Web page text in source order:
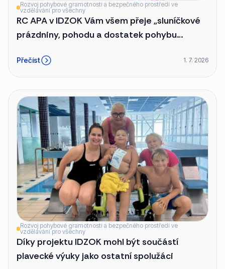
Rozvoj pohybové gramotnosti a bezpečného prostředí ve
vzdělávání pro všechny
RC APA v IDZOK Vám všem přeje „sluníčkové
prázdniny, pohodu a dostatek pohybu
dodržujte dostatečný pitný režim 😊“
Přečíst 1. 7. 2026
Rozvoj pohybové gramotnosti a bezpečného prostředí ve
vzdělávání pro všechny
Díky projektu IDZOK mohl být součástí
plavecké výuky jako ostatní spolužáci